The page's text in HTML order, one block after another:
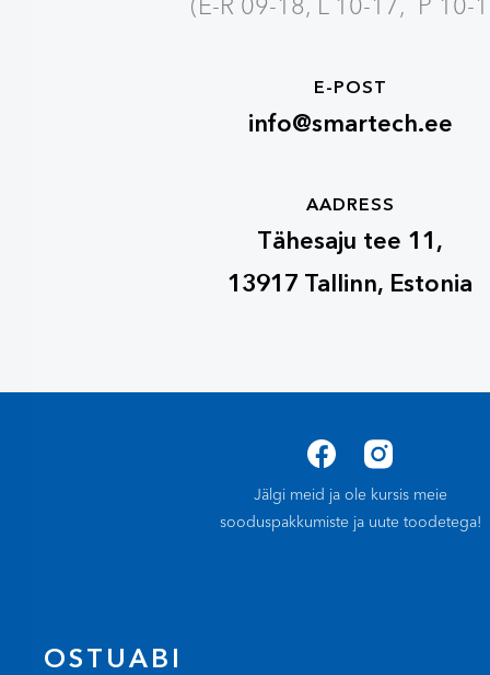
(E-R 09-18, L 10-17, P 10-
E-POST
info@smartech.ee
AADRESS
Tähesaju tee 11,
13917 Tallinn, Estonia
Jälgi meid ja ole kursis meie
sooduspakkumiste ja uute toodetega!
OSTUABI